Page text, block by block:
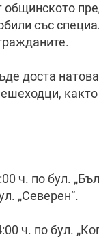
със
доста
ч. по бул.
„Северен“.
ч. по бул.